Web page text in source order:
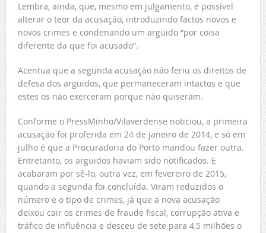
Lembra, ainda, que, mesmo em julgamento, é possível
alterar o teor da acusação, introduzindo factos novos e
novos crimes e condenando um arguido “por coisa
diferente da que foi acusado”.
Acentua que a segunda acusação não feriu os direitos de
defesa dos arguidos, que permaneceram intactos e que
estes os não exerceram porque não quiseram.
Conforme o PressMinho/Vilaverdense noticiou, a primeira
acusação foi proferida em 24 de janeiro de 2014, e só em
julho é que a Procuradoria do Porto mandou fazer outra.
Entretanto, os arguidos haviam sido notificados. E
acabaram por sê-lo, outra vez, em fevereiro de 2015,
quando a segunda foi concluída. Viram reduzidos o
número e o tipo de crimes, já que a nova acusação
deixou cair os crimes de fraude fiscal, corrupção ativa e
tráfico de influência e desceu de sete para 4,5 milhões o